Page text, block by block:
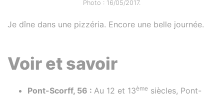
Photo : 16/05/2017.
Je dîne dans une pizzéria. Encore une belle journée.
Voir et savoir
Pont-Scorff, 56 : Au 12 et 13ème siècles, Pont-